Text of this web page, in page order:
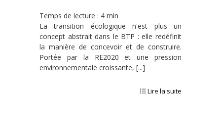
Temps de lecture : 4 min
La transition écologique n'est plus un
concept abstrait dans le BTP : elle redéfinit
la manière de concevoir et de construire.
Portée par la RE2020 et une pression
environnementale croissante, [...]
Lire la suite